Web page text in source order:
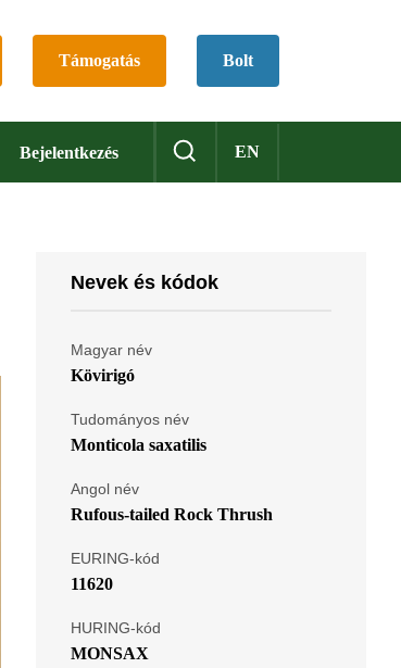
Támogatás Bolt
Bejelentkezés EN
Nevek és kódok
Magyar név
Kövirigó
Tudományos név
Monticola saxatilis
Angol név
Rufous-tailed Rock Thrush
EURING-kód
11620
HURING-kód
MONSAX